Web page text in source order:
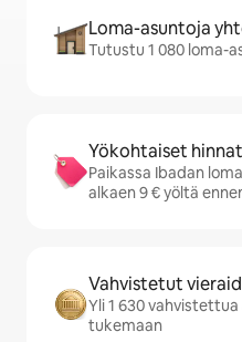
Loma-asuntoja
Tutustu 1 080 loma-
Yökohtaiset
Paikassa Ibadan
alkaen 9 € yöltä
Vahvistetut
Yli 1 630
tukemaan